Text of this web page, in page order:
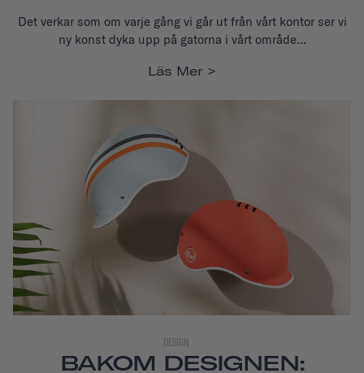
Det verkar som om varje gång vi går ut från vårt kontor ser vi
ny konst dyka upp på gatorna i vårt område...
Läs Mer
DESIGN
BAKOM DESIGNEN: